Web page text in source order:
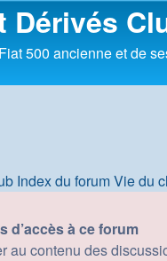
Dérivés
500 ancienne et de
Index du forumVie du
d’accès à ce forum
au contenu des